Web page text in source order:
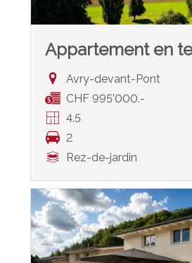
Appartement en
Avry-devant-Pont
CHF 995'000.-
4.5
2
Rez-de-jardin